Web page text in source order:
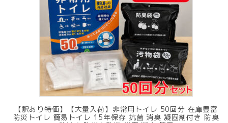
【訳あり特価】【大量入荷】非常用トイレ 50回分 在庫豊富
防災トイレ 簡易トイレ 15年保存 抗菌 消臭 凝固剤付き 防臭